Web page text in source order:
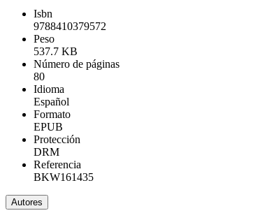
Isbn
9788410379572
Peso
537.7 KB
Número de páginas
80
Idioma
Español
Formato
EPUB
Protección
DRM
Referencia
BKW161435
Autores